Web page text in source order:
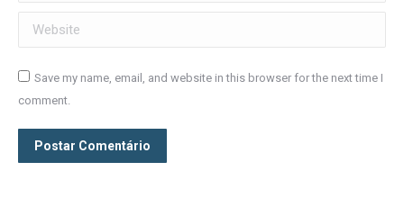
Website
Save my name, email, and website in this browser for the next time I
comment.
Postar Comentário